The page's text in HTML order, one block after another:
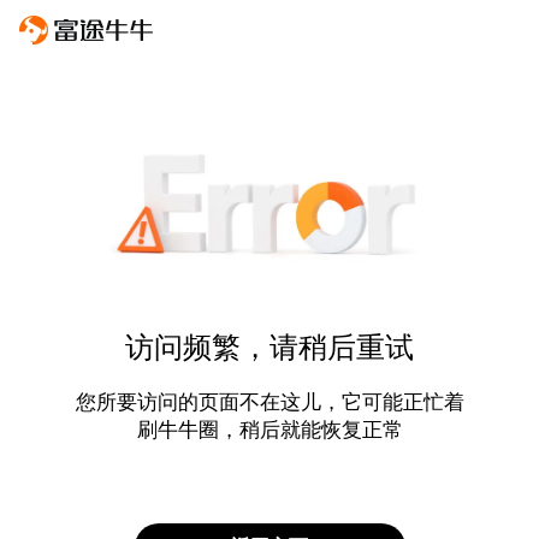
访问频繁，请稍后重试
您所要访问的页面不在这儿，它可能正忙着
刷牛牛圈，稍后就能恢复正常